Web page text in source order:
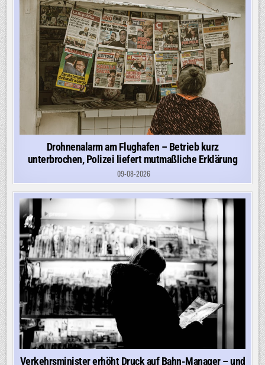
Drohnenalarm am Flughafen – Betrieb kurz
unterbrochen, Polizei liefert mutmaßliche Erklärung
09-08-2026
Verkehrsminister erhöht Druck auf Bahn-Manager – und